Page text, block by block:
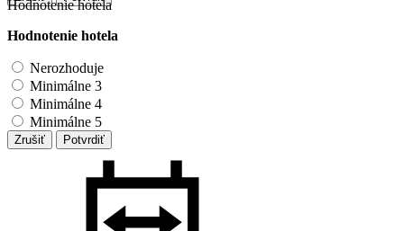
Hodnotenie hotela
Hodnotenie hotela
Nerozhoduje
Minimálne 3
Minimálne 4
Minimálne 5
Zrušiť Potvrdiť